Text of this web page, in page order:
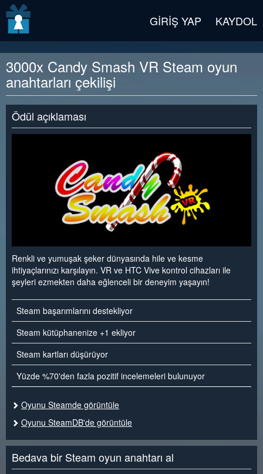
GIRIŞ YAP KAYDOL
3000x Candy Smash VR Steam oyun
anahtarları çekilişi
Ödül açıklaması
Renkli ve yumuşak şeker dünyasında hile ve kesme
ihtiyaçlarınızı karşılayın. VR ve HTC Vive kontrol cihazları ile
şeyleri ezmekten daha eğlenceli bir deneyim yaşayın!
Steam başarımlarını destekliyor
Steam kütüphanenize +1 ekliyor
Steam kartları düşürüyor
Yüzde %70'den fazla pozitif incelemeleri bulunuyor
Oyunu Steamde görüntüle
Oyunu SteamDB'de görüntüle
Bedava bir Steam oyun anahtarı al